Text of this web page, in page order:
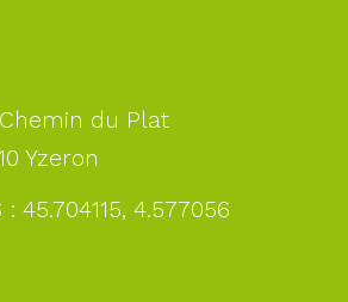
du Plat
Yzeron
: 45.704115, 4.577056